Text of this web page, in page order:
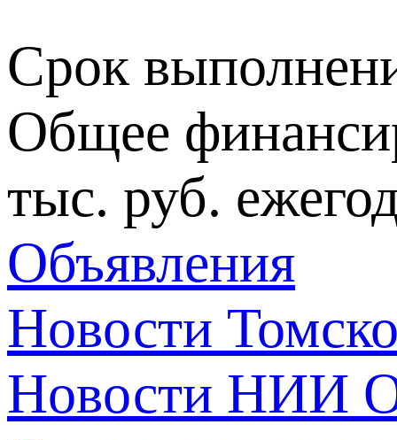
Срок
Общее
тыс. руб.
Объявления
Новости
Новости НИИ